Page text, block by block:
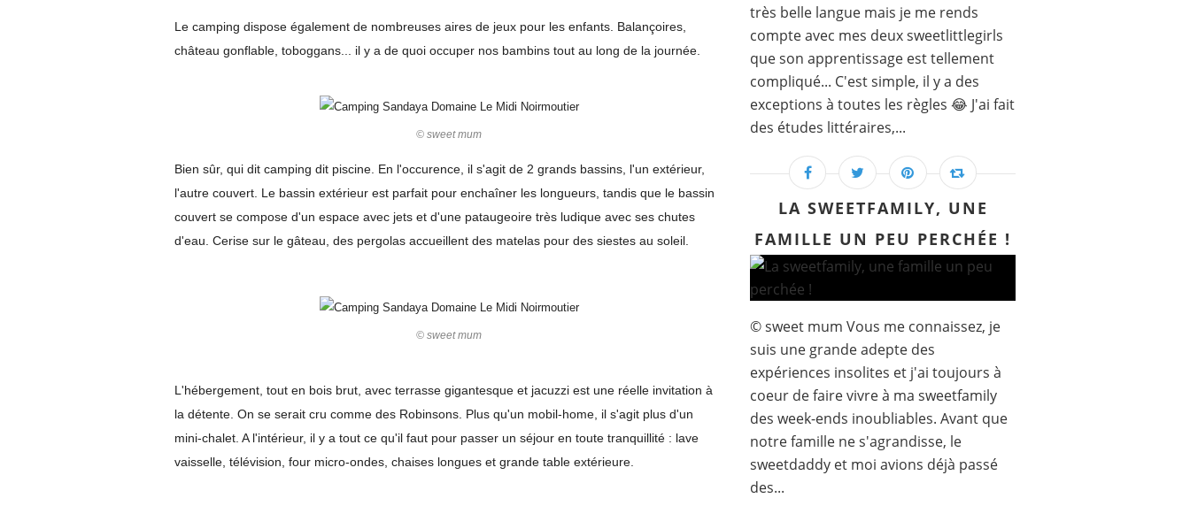
Le camping dispose également de nombreuses aires de jeux pour les enfants. Balançoires,
château gonflable, toboggans... il y a de quoi occuper nos bambins tout au long de la journée.
© sweet mum
Bien sûr, qui dit camping dit piscine. En l'occurence, il s'agit de 2 grands bassins, l'un extérieur,
l'autre couvert. Le bassin extérieur est parfait pour enchaîner les longueurs, tandis que le bassin
couvert se compose d'un espace avec jets et d'une pataugeoire très ludique avec ses chutes
d'eau. Cerise sur le gâteau, des pergolas accueillent des matelas pour des siestes au soleil.
© sweet mum
L'hébergement, tout en bois brut, avec terrasse gigantesque et jacuzzi est une réelle invitation à
la détente. On se serait cru comme des Robinsons. Plus qu'un mobil-home, il s'agit plus d'un
mini-chalet. A l'intérieur, il y a tout ce qu'il faut pour passer un séjour en toute tranquillité : lave
vaisselle, télévision, four micro-ondes, chaises longues et grande table extérieure.
très belle langue mais je me rends
compte avec mes deux sweetlittlegirls
que son apprentissage est tellement
compliqué... C'est simple, il y a des
exceptions à toutes les règles 😂 J'ai fait
des études littéraires,...
LA SWEETFAMILY, UNE
FAMILLE UN PEU PERCHÉE !
© sweet mum Vous me connaissez, je
suis une grande adepte des
expériences insolites et j'ai toujours à
coeur de faire vivre à ma sweetfamily
des week-ends inoubliables. Avant que
notre famille ne s'agrandisse, le
sweetdaddy et moi avions déjà passé
des...